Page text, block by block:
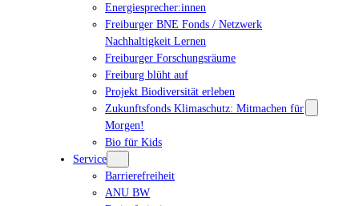
Energiesprecher:innen
Freiburger BNE Fonds / Netzwerk
Nachhaltigkeit Lernen
Freiburger Forschungsräume
Freiburg blüht auf
Projekt Biodiversität erleben
Zukunftsfonds Klimaschutz: Mitmachen für
Morgen!
Bio für Kids
Service
Barrierefreiheit
ANU BW